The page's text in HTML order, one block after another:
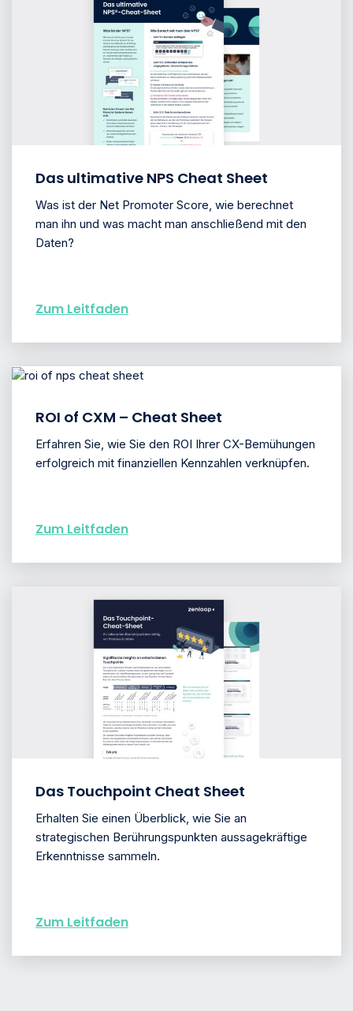
Das ultimative NPS Cheat Sheet
Was ist der Net Promoter Score, wie berechnet
man ihn und was macht man anschließend mit den
Daten?
Zum Leitfaden
ROI of CXM – Cheat Sheet
Erfahren Sie, wie Sie den ROI Ihrer CX-Bemühungen
erfolgreich mit finanziellen Kennzahlen verknüpfen.
Zum Leitfaden
Das Touchpoint Cheat Sheet
Erhalten Sie einen Überblick, wie Sie an
strategischen Berührungspunkten aussagekräftige
Erkenntnisse sammeln.
Zum Leitfaden